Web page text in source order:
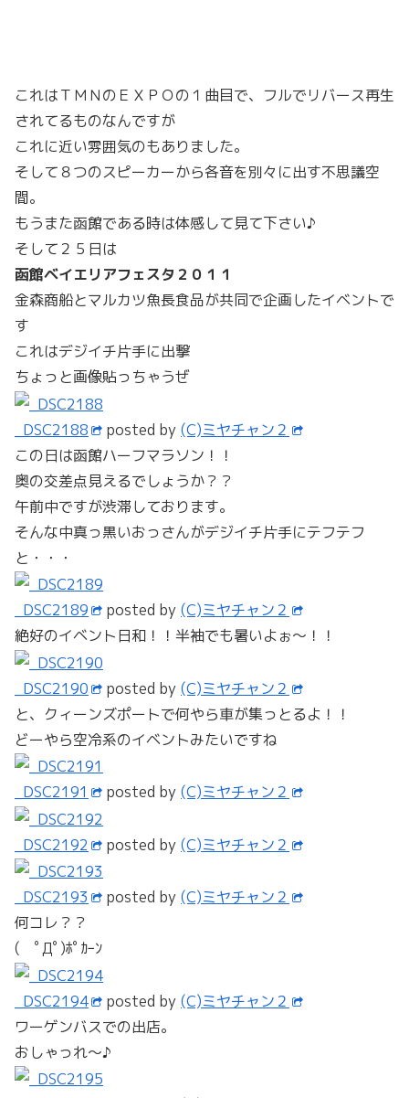
これはＴＭＮのＥＸＰＯの１曲目で、フルでリバース再生
されてるものなんですが
これに近い雰囲気のもありました。
そして８つのスピーカーから各音を別々に出す不思議空
間。
もうまた函館である時は体感して見て下さい♪
そして２５日は
函館ベイエリアフェスタ２０１１
金森商船とマルカツ魚長食品が共同で企画したイベントで
す
これはデジイチ片手に出撃
ちょっと画像貼っちゃうぜ
_DSC2188 posted by (C)ミヤチャン２
この日は函館ハーフマラソン！！
奥の交差点見えるでしょうか？？
午前中ですが渋滞しております。
そんな中真っ黒いおっさんがデジイチ片手にテフテフ
と・・・
_DSC2189 posted by (C)ミヤチャン２
絶好のイベント日和！！半袖でも暑いよぉ～！！
_DSC2190 posted by (C)ミヤチャン２
と、クィーンズポートで何やら車が集っとるよ！！
どーやら空冷系のイベントみたいですね
_DSC2191 posted by (C)ミヤチャン２
_DSC2192 posted by (C)ミヤチャン２
_DSC2193 posted by (C)ミヤチャン２
何コレ？？
( ﾟДﾟ)ﾎﾟｶｰﾝ
_DSC2194 posted by (C)ミヤチャン２
ワーゲンバスでの出店。
おしゃっれ～♪